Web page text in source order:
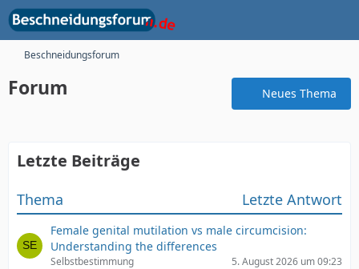
Beschneidungsforum
Forum Neues Thema
Letzte Beiträge
Thema Letzte Antwort
Female genital mutilation vs male circumcision:
Understanding the differences
Selbstbestimmung 5. August 2026 um 09:23